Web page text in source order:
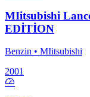
MIitsubishi
EDİTİON
Benzin • MIitsubishi
2001